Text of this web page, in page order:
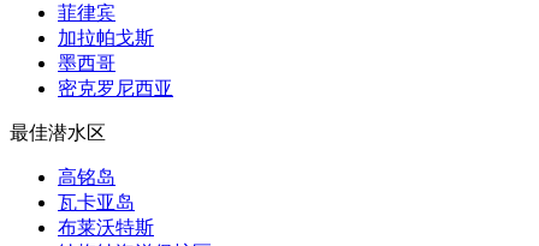
菲律宾
加拉帕戈斯
墨西哥
密克罗尼西亚
最佳潜水区
高铭岛
瓦卡亚岛
布莱沃特斯